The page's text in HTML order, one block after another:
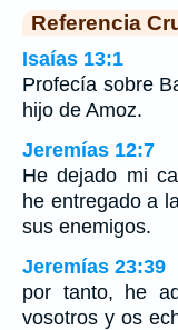
Referencia
Isaías 13:1
Profecía sobre
hijo de Amoz.
Jeremías 12:7
He dejado mi
he entregado a
sus enemigos.
Jeremías 23:39
por tanto, he
vosotros y os